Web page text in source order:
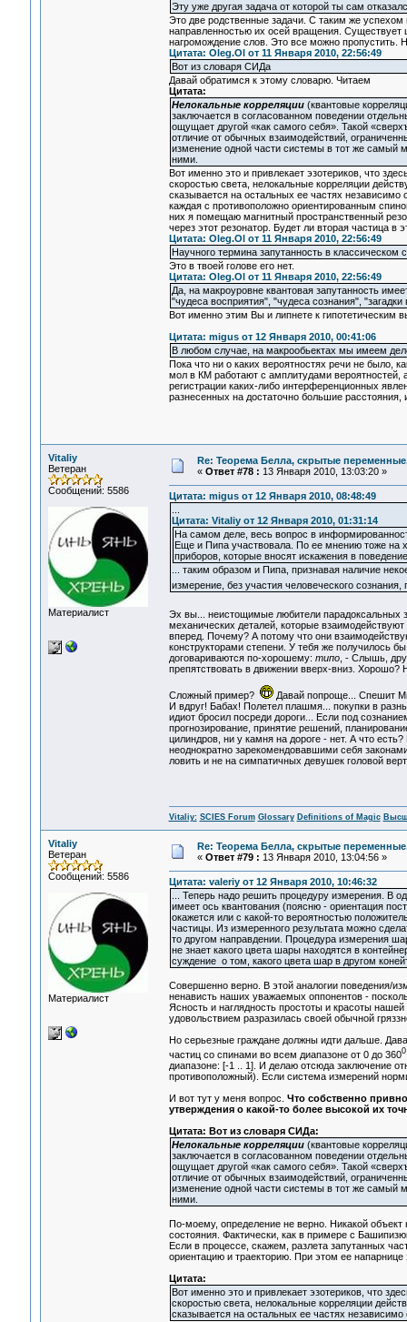
Эту уже другая задача от которой ты сам
Это две родственные задачи. С таким же успехом
направленностью их осей вращения.
нагромождение слов. Это все можно пропустить.
Цитата: Oleg.Ol от 11 Января 2010, 22:56:49
Вот из словаря СИДа
Давай обратимся к этому словарю. Читаем
Цитата:
Нелокальные корреляции(квантовые
заключается в согласованном поведении
ощущает другой «как самого себя». Такой
отличие от обычных взаимодействий,
изменение одной части системы в тот же самый
ними.
Вот именно это и привлекает эзотериков, что
скоростью света, нелокальные корреляции
сказывается на остальных ее частях
каждая с противоположно ориентированным
них я помещаю магнитный пространственный
через этот резонатор. Будет ли вторая частица
Цитата: Oleg.Ol от 11 Января 2010, 22:56:49
Научного термина запутанность в
Это в твоей голове его нет.
Цитата: Oleg.Ol от 11 Января 2010, 22:56:49
Да, на макроуровне квантовая запутанность
"чудеса восприятия", "чудеса сознания", "загадки
Вот именно этим Вы и липнете к гипотетическим
Цитата: migus от 12 Января 2010, 00:41:06
В любом случае, на макрообьектах мы имеем
Пока что ни о каких вероятностях речи не было,
мол в КМ работают с амплитудами вероятностей,
регистрации каких-либо интерференционных
разнесенных на достаточно большие расстояния,
Vitaliy
Ветеран
Сообщений: 5586
Материалист
Re: Теорема Белла, скрытые
« Ответ #78 : 13 Января 2010, 13:03:20 »
Цитата: migus от 12 Января 2010, 08:48:49
Цитата: Vitaliy от 12 Января 2010, 01:31:14
На самом деле, весь вопрос в
Еще и Пипа участвовала. По ее мнению тоже на
приборов, которые вносят искажения в
... таким образом и Пипа, признавая наличие
измерение, без участия человеческого
Эх вы... неистощимые любители парадоксальных
механических деталей, которые
вперед. Почему? А потому что они
конструкторами степени. У тебя же получилось
договариваются по-хорошему: типо, - Слышь,
препятствовать в движении вверх-вниз. Хорошо?
Сложный пример?
Давай попроще... Спешит
И вдруг! Бабах! Полетел плашмя... покупки в
идиот бросил посреди дороги... Если под
прогнозирование, принятие решений,
цилиндров, ни у камня на дороге - нет. А что
неоднократно зарекомендовавшими себя
ловить и не на симпатичных девушек головой
Vitaliy: SCIES Forum Glossary Definitions of Magic
Vitaliy
Ветеран
Сообщений: 5586
Материалист
Re: Теорема Белла, скрытые
« Ответ #79 : 13 Января 2010, 13:04:56 »
Цитата: valeriy от 12 Января 2010, 10:46:32
... Теперь надо решить процедуру измерения. В
имеет ось квантования (поясню - ориентация
окажется или с какой-то вероятностью
частицы. Из измеренного результата можно
то другом направдении. Процедура измерения
не знает какого цвета шары находятся в
суждение о том, какого цвета шар в другом
Совершенно верно. В этой аналогии поведения/
ненависть наших уважаемых оппонентов -
Ясность и наглядность простоты и красоты
удовольствием разразилась своей обычной
Но серьезные граждане должны идти дальше.
частиц со спинами во всем диапазоне от 0 до 3600
диапазоне: [-1 .. 1]. И делаю отсюда заключение
противоположный). Если система измерений
И вот тут у меня вопрос. Что собственно
утверждения о какой-то более высокой их
Цитата: Вот из словаря СИДа:
Нелокальные корреляции(квантовые
заключается в согласованном поведении
ощущает другой «как самого себя». Такой
отличие от обычных взаимодействий,
изменение одной части системы в тот же самый
ними.
По-моему, определение не верно. Никакой
состояния. Фактически, как в примере с
Если в процессе, скажем, разлета запутанных
ориентацию и траекторию. При этом ее напарнице
Цитата:
Вот именно это и привлекает эзотериков, что
скоростью света, нелокальные корреляции
сказывается на остальных ее частях